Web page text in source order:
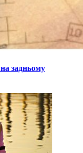
задньому